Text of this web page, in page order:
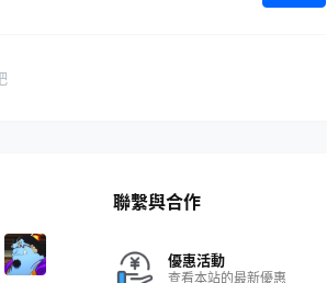
聯繫與合作
優惠活動
查看本站的最新優惠